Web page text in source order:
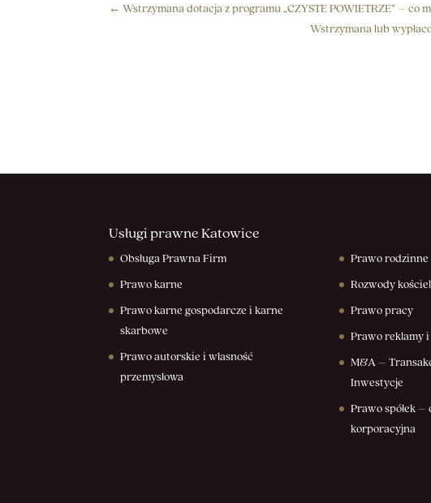
←Wstrzymana dotacja z programu „CZYSTE POWIETRZE” – co
Wstrzymana lub
Usługi prawne Katowice
Obsługa Prawna Firm
Prawo karne
Prawo karne gospodarcze i karne
skarbowe
Prawo autorskie i własność
przemysłowa
Prawo rodzinne
Rozwody
Prawo pracy
Prawo reklamy
M&A –
Inwestycje
Prawo spółek –
korporacyjna